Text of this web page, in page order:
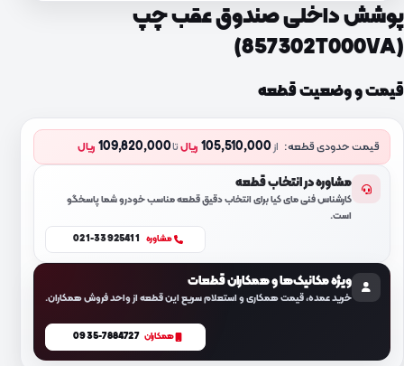
پوشش داخلی صندوق عقب چپ
(857302T000VA)
قیمت و وضعیت قطعه
قیمت حدودی قطعه: از105,510,000 ریالتا109,820,000 ریال
مشاوره در انتخاب قطعه
کارشناس فنی مای کیا برای انتخاب دقیق قطعه مناسب خودرو شما پاسخگو
است.
مشاوره 021-33925411
ویژه مکانیک‌ها و همکاران قطعات
خرید عمده، قیمت همکاری و استعلام سریع این قطعه از واحد فروش همکاران.
همکاران 0935-7884727